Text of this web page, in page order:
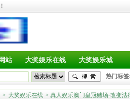
站 大奖娱乐在线 大奖娱乐城
热门标
> 大奖娱乐在线 > 真人娱乐澳门皇冠赌场-改变法